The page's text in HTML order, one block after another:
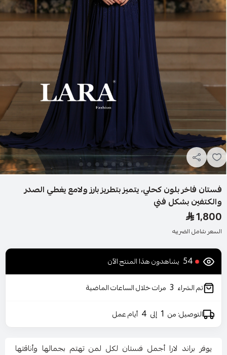
فستان فاخر بلون كحلي، يتميز بتطريز بارز ولامع يغطي الصدر
والكتفين بشكل فني
1,800
السعر شامل الضريبه
55 يشاهدون هذا المنتج الآن
تم الشراء 3 مرات خلال الساعات الماضية
التوصيل: من 1 إلى 4 أيام عمل
يوفر براند لارا أجمل فستان لكل لمن تهتم بجمالها وأناقتها